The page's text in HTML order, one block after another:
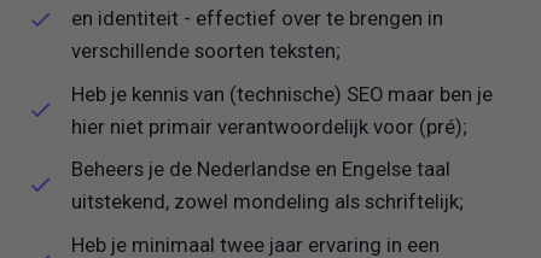
en identiteit - effectief over te brengen in
verschillende soorten teksten;
Heb je kennis van (technische) SEO maar ben je
hier niet primair verantwoordelijk voor (pré);
Beheers je de Nederlandse en Engelse taal
uitstekend, zowel mondeling als schriftelijk;
Heb je minimaal twee jaar ervaring in een